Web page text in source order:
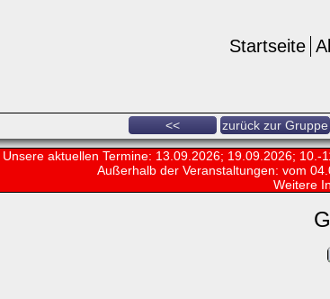
Startseite
<< zurück zur Gruppe
Unsere aktuellen Termine: 13.09.2026; 19.09.2026;
Außerhalb der Veranstaltungen:vom
Weitere